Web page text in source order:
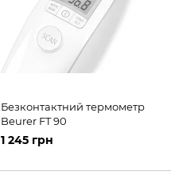
Безконтактний термометр
Beurer FT 90
1 245 грн